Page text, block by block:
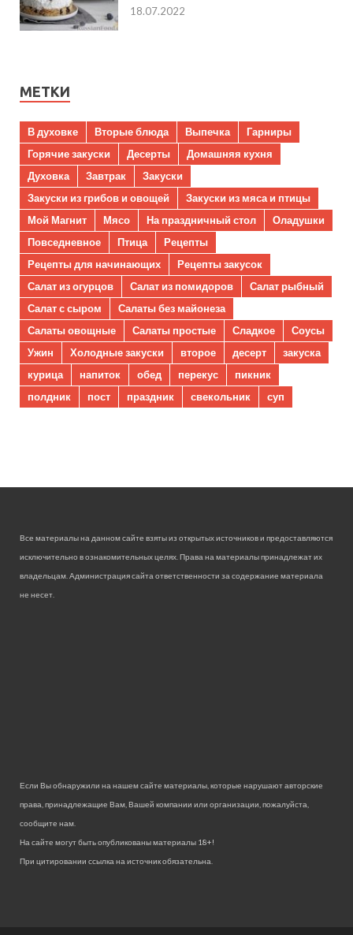
18.07.2022
МЕТКИ
В духовке Вторые блюда Выпечка
Гарниры
Горячие закуски
Десерты
Домашняя кухня
Духовка
Завтрак
Закуски
Закуски из грибов и овощей
Закуски из мяса и птицы
Мой Магнит
Мясо На праздничный стол
Оладушки
Повседневное
Птица
Рецепты
Рецепты для начинающих
Рецепты закусок
Салат из огурцов
Салат из помидоров
Салат рыбный
Салат с сыром
Салаты без майонеза
Салаты овощные
Салаты простые Сладкое
Соусы
Ужин
Холодные закуски второе десерт
закуска
курица
напиток обед перекус
пикник
полдник
пост праздник свекольник суп
Все материалы на данном сайте взяты из открытых источников и предоставляются
исключительно в ознакомительных целях. Права на материалы принадлежат их
владельцам. Администрация сайта ответственности за содержание материала
не несет.
Если Вы обнаружили на нашем сайте материалы, которые нарушают авторские
права, принадлежащие Вам, Вашей компании или организации, пожалуйста,
сообщите нам.
На сайте могут быть опубликованы материалы 18+!
При цитировании ссылка на источник обязательна.